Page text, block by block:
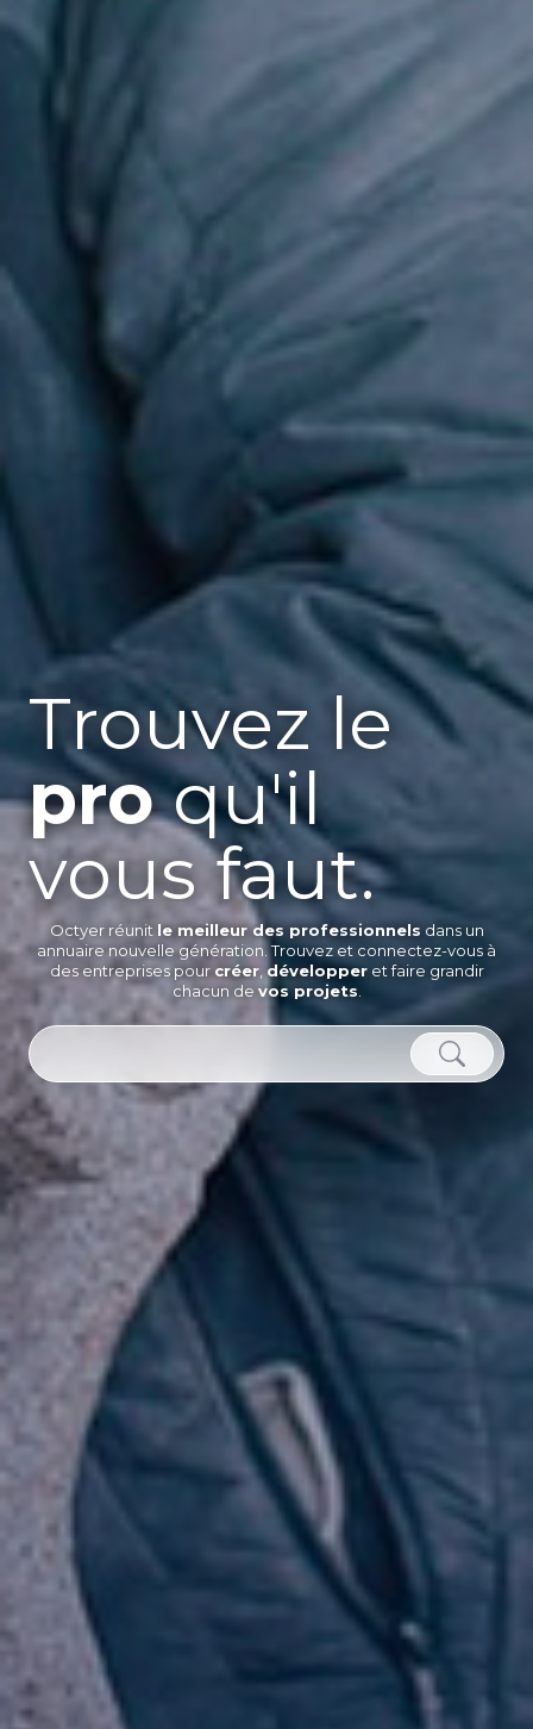
Trouvez le
proqu'il
vous faut.
Octyer réunit le meilleur des professionnels dans un
annuaire nouvelle génération. Trouvez et connectez-vous à
des entreprises pour créer, développeret faire grandir
chacun de vos projets